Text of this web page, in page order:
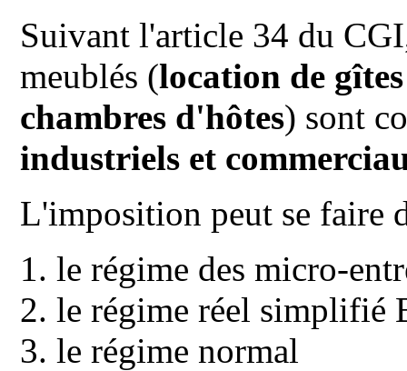
Suivant l'article 34 du
meublés (location de
chambres d'hôtes) sont
industriels et
L'imposition peut se faire
le régime des micro-
le régime réel simplifié
le régime normal